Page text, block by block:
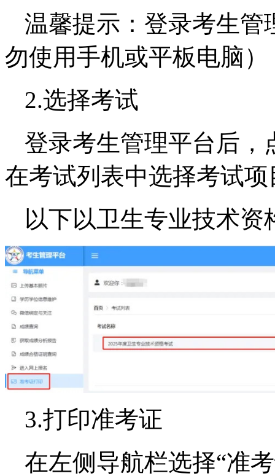
温馨提示：登录考生管
勿使用手机或平板电脑
2.选择考试
登录考生管理平台后，
在考试列表中选择考试项
以下以卫生专业技术资
3.打印准考证
在左侧导航栏选择“准